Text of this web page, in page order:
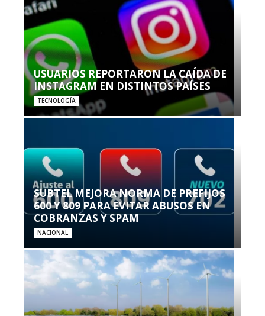
USUARIOS REPORTARON LA CAÍDA DE
INSTAGRAM EN DISTINTOS PAÍSES
TECNOLOGÍA
SUBTEL MEJORA NORMA DE PREFIJOS
600 Y 809 PARA EVITAR ABUSOS EN
COBRANZAS Y SPAM
NACIONAL